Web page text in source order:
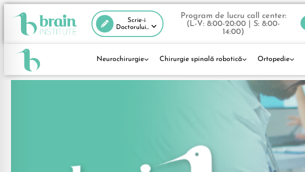
Scrie-i
Doctorului...
Program de lucru call center:
(L-V: 8:00-20:00 | S: 8:00-
14:00)
Neurochirurgie Chirurgie spinală robotică Ortopedie